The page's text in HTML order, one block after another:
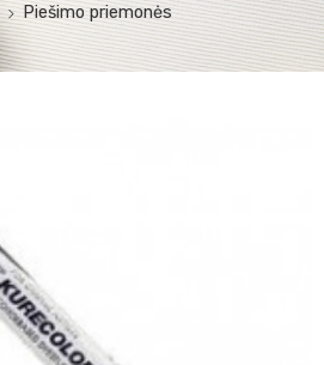
Piešimo priemonės